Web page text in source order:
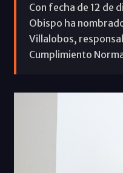
Con fecha de 12 de
Obispo ha
Villalobos,
Cumplimiento